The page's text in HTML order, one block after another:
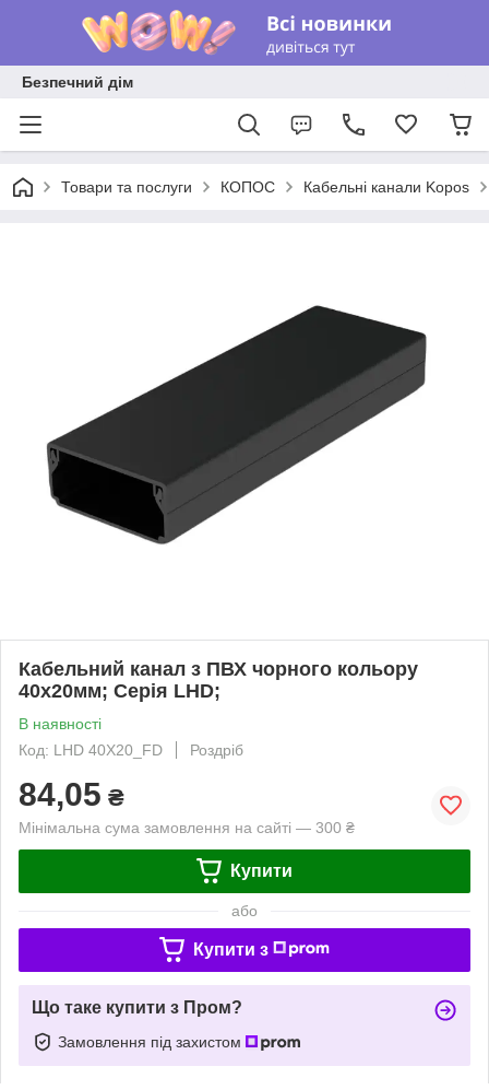
Безпечний дім
Товари та послуги КОПОС Кабельні канали Kopos
Кабельний канал з ПВХ чорного кольору
40х20мм; Серія LHD;
В наявності
Код: LHD 40X20_FD
Роздріб
84,05 ₴
Мінімальна сума замовлення на сайті — 300 ₴
Купити
або
Купити з
Що таке купити з Пром?
Замовлення під захистом